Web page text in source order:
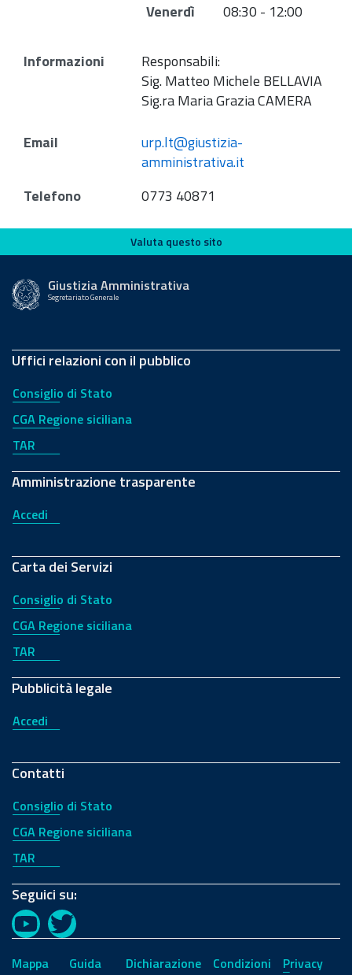
Venerdì
08:30 - 12:00
Informazioni
Responsabili:
Sig. Matteo Michele BELLAVIA
Sig.ra Maria Grazia CAMERA
Email
urp.lt@giustizia-
amministrativa.it
Telefono
0773 40871
Valuta questo sito
Valuta questo sito
Giustizia Amministrativa
Segretariato Generale
Uffici relazioni con il pubblico
Consiglio di Stato
CGA Regione siciliana
TAR
Amministrazione trasparente
Accedi
Carta dei Servizi
Consiglio di Stato
CGA Regione siciliana
TAR
Pubblicità legale
Accedi
Contatti
Consiglio di Stato
CGA Regione siciliana
TAR
Seguici su:
YouTubeTwitter
Mappa
Guida
Dichiarazione
Condizioni
Privacy